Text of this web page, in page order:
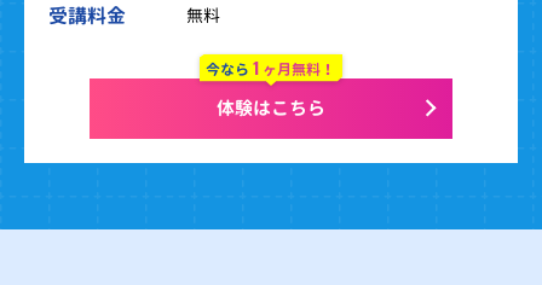
受講料金 無料
今なら1 ヶ月無料！
体験はこちら